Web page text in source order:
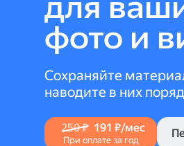
для
фото и
Сохраняйте
наводите в них
250 ₽ 191 ₽/мес
При оплате за год